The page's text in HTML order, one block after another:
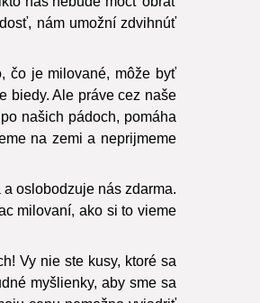
nás nebude môcť obrať
nám umožní zdvihnúť
čo je milované, môže byť
biedy. Ale práve cez naše
našich pádoch, pomáha
na zemi a neprijmeme
oslobodzuje nás zdarma.
milovaní, ako si to vieme
Vy nie ste kusy, ktoré sa
myšlienky, aby sme sa